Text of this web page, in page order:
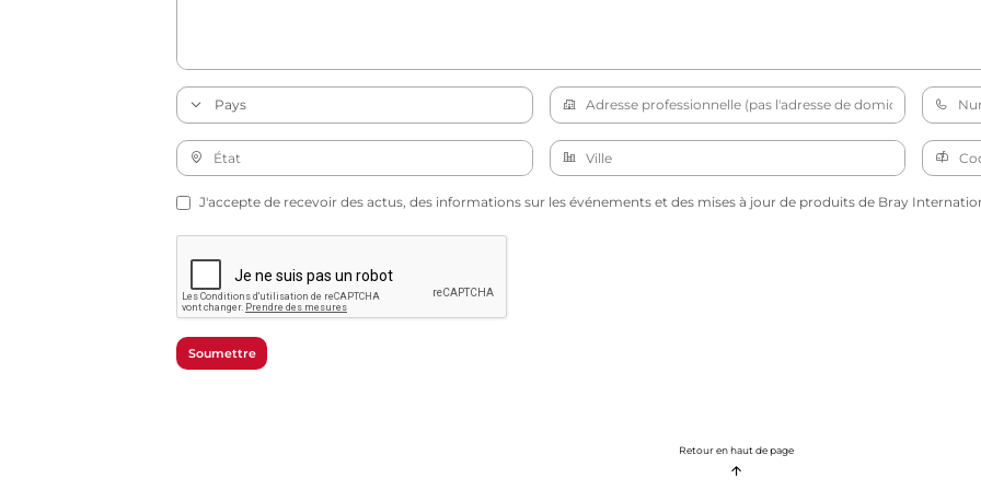
J'accepte de recevoir des actus, des informations sur les événements et des mises à jour de produits de Bray
Soumettre
Retour en haut de page